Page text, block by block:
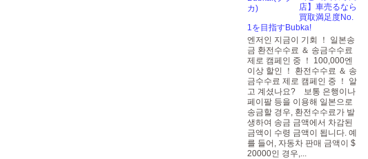
店】車売るなら
買取満足度No.
1を目指すBubka!
엔저인 지금이 기회 ！ 일본송
금 환전수수료 ＆ 송금수수료
제로 캠페인 중 ！ 100,000엔
이상 할인 ！ 환전수수료 ＆ 송
금수수료 제로 캠페인 중 ！ 알
고 계셨나요? 보통 은행이나
페이팔 등을 이용해 일본으로
송금할 경우, 환전수수료가 발
생하여 송금 금액에서 차감된
금액이 수령 금액이 됩니다. 예
를 들어, 자동차 판매 금액이 $
20000인 경우,...